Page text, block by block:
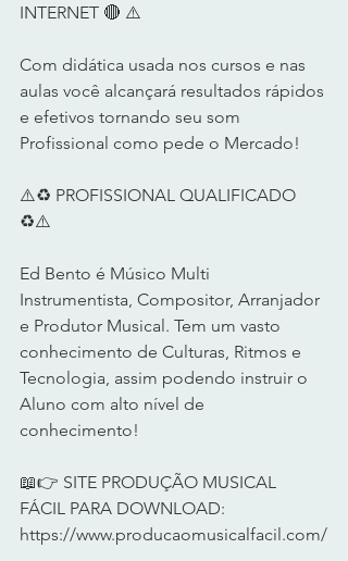
INTERNET 🔴 ⚠️
Com didática usada nos cursos e nas
aulas você alcançará resultados rápidos
e efetivos tornando seu som
Profissional como pede o Mercado!
⚠️♻️ PROFISSIONAL QUALIFICADO
♻️⚠️
Ed Bento é Músico Multi
Instrumentista, Compositor, Arranjador
e Produtor Musical. Tem um vasto
conhecimento de Culturas, Ritmos e
Tecnologia, assim podendo instruir o
Aluno com alto nível de
conhecimento!
📖👉 SITE PRODUÇÃO MUSICAL
FÁCIL PARA DOWNLOAD:
https://www.producaomusicalfacil.com/